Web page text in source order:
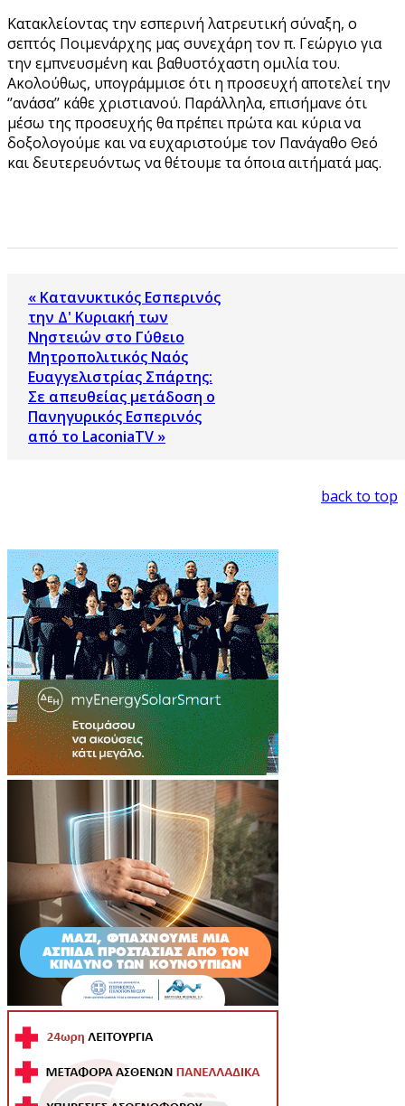
Κατακλείοντας την εσπερινή λατρευτική σύναξη, ο
σεπτός Ποιμενάρχης μας συνεχάρη τον π. Γεώργιο για
την εμπνευσμένη και βαθυστόχαστη ομιλία του.
Ακολούθως, υπογράμμισε ότι η προσευχή αποτελεί την
‘’ανάσα’’ κάθε χριστιανού. Παράλληλα, επισήμανε ότι
μέσω της προσευχής θα πρέπει πρώτα και κύρια να
δοξολογούμε και να ευχαριστούμε τον Πανάγαθο Θεό
και δευτερευόντως να θέτουμε τα όποια αιτήματά μας.
« Κατανυκτικός Εσπερινός
την Δ' Κυριακή των
Νηστειών στο Γύθειο
Μητροπολιτικός Ναός
Ευαγγελιστρίας Σπάρτης:
Σε απευθείας μετάδοση ο
Πανηγυρικός Εσπερινός
από το LaconiaTV »
back to top